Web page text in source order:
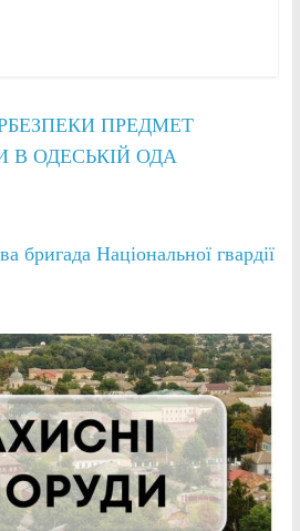
ПРЕДМЕТ
В ОДЕСЬКІЙ ОДА
бригада Національної гвардії